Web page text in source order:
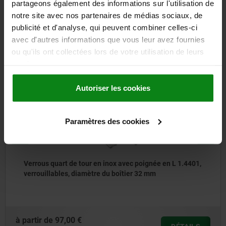
partageons également des informations sur l'utilisation de
notre site avec nos partenaires de médias sociaux, de
publicité et d'analyse, qui peuvent combiner celles-ci
avec d'autres informations que vous leur avez fournies
ou qu'ils ont collectées lors de votre utilisation de leurs
Autoriser les cookies
Paramètres des cookies
D'autres clients ont
également acheté
de tour en inox avec poignée en L 1.4401,
diamètre du boîtier 32 mm
97,00 € à